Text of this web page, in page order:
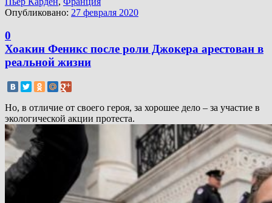
Опубликовано: 27 февраля 2020
0
Хоакин Феникс после роли Джокера арестован в
реальной жизни
Но, в отличие от своего героя, за хорошее дело – за участие в
экологической акции протеста.